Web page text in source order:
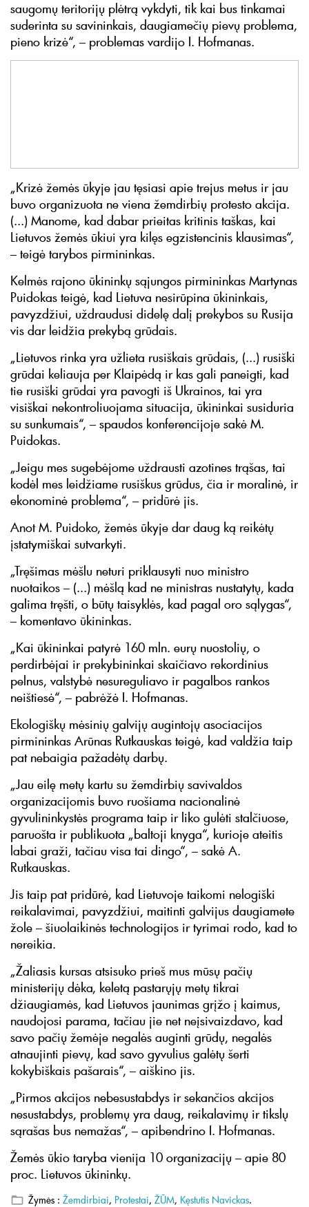
saugomų teritorijų plėtrą vykdyti, tik kai bus tinkamai
suderinta su savininkais, daugiamečių pievų problema,
pieno krizė“, – problemas vardijo I. Hofmanas.
„Krizė žemės ūkyje jau tęsiasi apie trejus metus ir jau
buvo organizuota ne viena žemdirbių protesto akcija.
(...) Manome, kad dabar prieitas kritinis taškas, kai
Lietuvos žemės ūkiui yra kilęs egzistencinis klausimas“,
– teigė tarybos pirmininkas.
Kelmės rajono ūkininkų sąjungos pirmininkas Martynas
Puidokas teigė, kad Lietuva nesirūpina ūkininkais,
pavyzdžiui, uždraudusi didelę dalį prekybos su Rusija
vis dar leidžia prekybą grūdais.
„Lietuvos rinka yra užlieta rusiškais grūdais, (...) rusiški
grūdai keliauja per Klaipėdą ir kas gali paneigti, kad
tie rusiški grūdai yra pavogti iš Ukrainos, tai yra
visiškai nekontroliuojama situacija, ūkininkai susiduria
su sunkumais“, – spaudos konferencijoje sakė M.
Puidokas.
„Jeigu mes sugebėjome uždrausti azotines trąšas, tai
kodėl mes leidžiame rusiškus grūdus, čia ir moralinė, ir
ekonominė problema“, – pridūrė jis.
Anot M. Puidoko, žemės ūkyje dar daug ką reikėtų
įstatymiškai sutvarkyti.
„Tręšimas mėšlu neturi priklausyti nuo ministro
nuotaikos – (...) mėšlą kad ne ministras nustatytų, kada
galima tręšti, o būtų taisyklės, kad pagal oro sąlygas“,
– komentavo ūkininkas.
„Kai ūkininkai patyrė 160 mln. eurų nuostolių, o
perdirbėjai ir prekybininkai skaičiavo rekordinius
pelnus, valstybė nesureguliavo ir pagalbos rankos
neištiesė“, – pabrėžė I. Hofmanas.
Ekologiškų mėsinių galvijų augintojų asociacijos
pirmininkas Arūnas Rutkauskas teigė, kad valdžia taip
pat nebaigia pažadėtų darbų.
„Jau eilę metų kartu su žemdirbių savivaldos
organizacijomis buvo ruošiama nacionalinė
gyvulininkystės programa taip ir liko gulėti stalčiuose,
paruošta ir publikuota „baltoji knyga“, kurioje ateitis
labai graži, tačiau visa tai dingo“, – sakė A.
Rutkauskas.
Jis taip pat pridūrė, kad Lietuvoje taikomi nelogiški
reikalavimai, pavyzdžiui, maitinti galvijus daugiamete
žole – šiuolaikinės technologijos ir tyrimai rodo, kad to
nereikia.
„Žaliasis kursas atsisuko prieš mus mūsų pačių
ministerijų dėka, keletą pastarųjų metų tikrai
džiaugiamės, kad Lietuvos jaunimas grįžo į kaimus,
naudojosi parama, tačiau jie net neįsivaizdavo, kad
savo pačių žemėje negalės auginti grūdų, negalės
atnaujinti pievų, kad savo gyvulius galėtų šerti
kokybiškais pašarais“, – aiškino jis.
„Pirmos akcijos nebesustabdys ir sekančios akcijos
nesustabdys, problemų yra daug, reikalavimų ir tikslų
sąrašas bus nemažas“, – apibendrino I. Hofmanas.
Žemės ūkio taryba vienija 10 organizacijų – apie 80
proc. Lietuvos ūkininkų.
Žymės : Žemdirbiai, Protestai, ŽŪM, Kęstutis Navickas.